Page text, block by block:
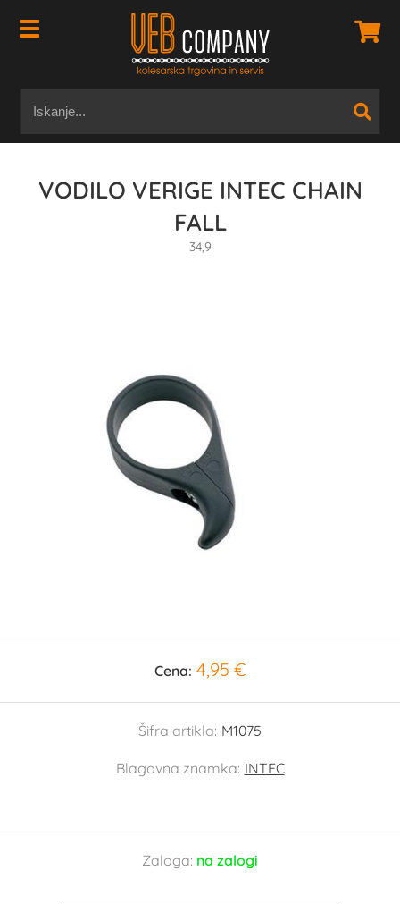
VODILO VERIGE INTEC CHAIN
FALL
34,9
Cena: 4,95 €
Šifra artikla: M1075
Blagovna znamka: INTEC
Zaloga: na zalogi